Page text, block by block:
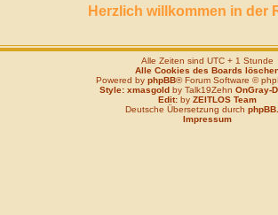
Herzlich willkommen in der
Alle Zeiten sind UTC + 1 Stunde
Alle Cookies des Boards
Powered by phpBB® Forum Software ©
Style: xmasgoldby Talk19Zehn OnGray-
Edit:by ZEITLOS Team
Deutsche Übersetzung durch
Impressum